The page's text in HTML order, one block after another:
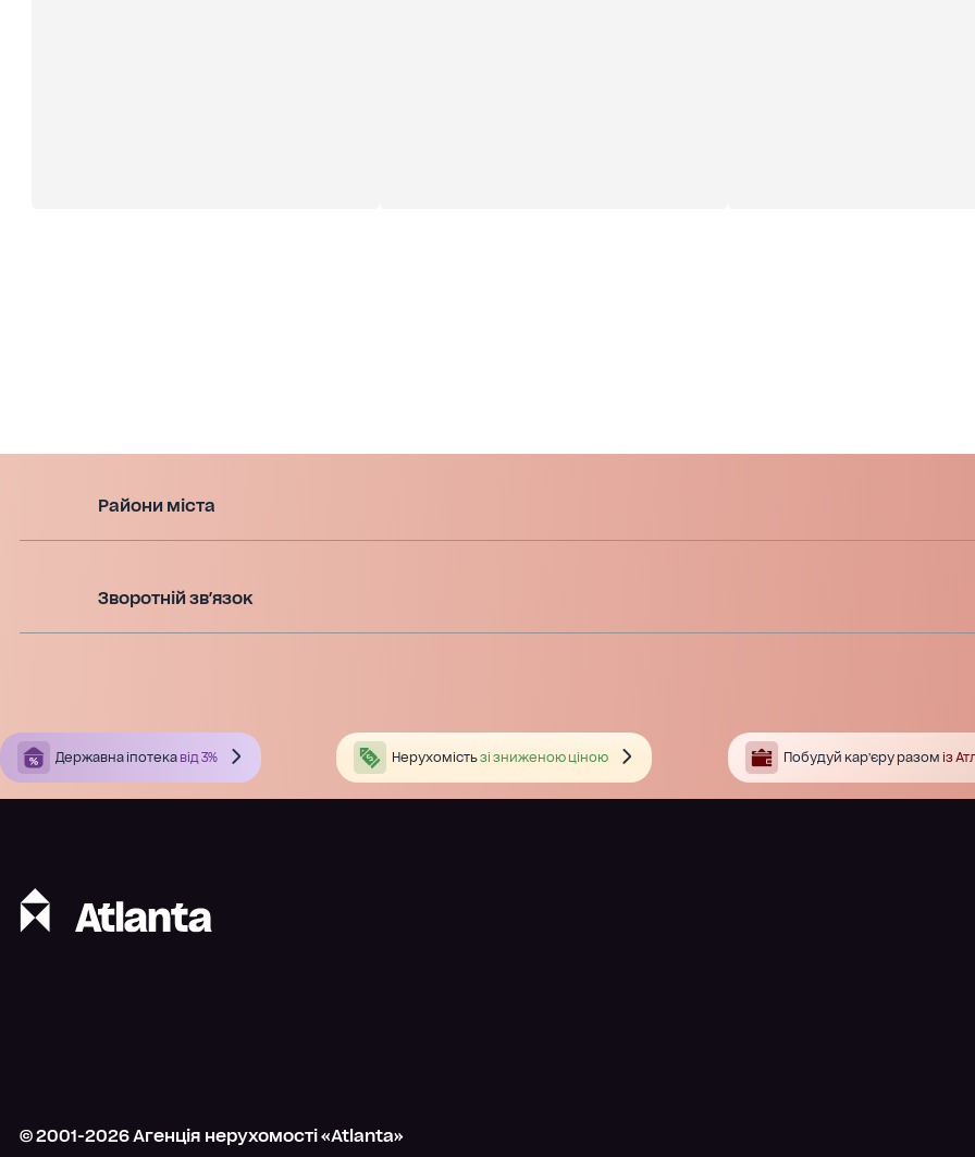
Райони міста
Зворотній зв'язок
Державна іпотека від 3% Нерухомістьзі зниженою ціною Побудуй кар’єру разом із
© 2001-2026Агенція нерухомості «Atlanta»